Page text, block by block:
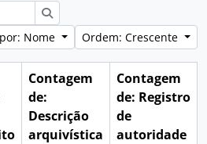
Buscar
Nome
Ordem: Crescente
Contagem
de:
Descrição
arquivística
Contagem
de: Registro
de
autoridade